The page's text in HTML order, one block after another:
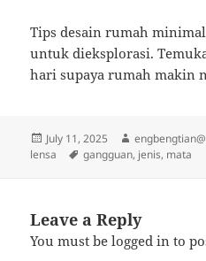
Tips desain rumah
untuk dieksplorasi.
hari supaya rumah makin
Posted
on
July 11, 2025 Author
lensa
Tags
gangguan, jenis, mata
Leave a Reply
You must belogged in to